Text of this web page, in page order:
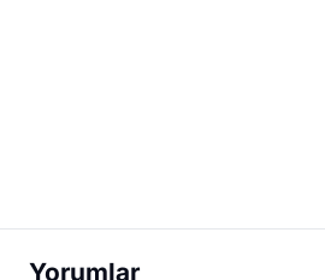
Yorumlar